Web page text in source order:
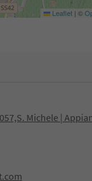
Leaflet | ©
Michele |